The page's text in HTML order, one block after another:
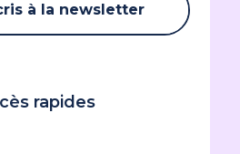
à la newsletter
rapides